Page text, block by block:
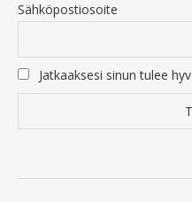
Sähköpostiosoite
Jatkaaksesi sinun tulee